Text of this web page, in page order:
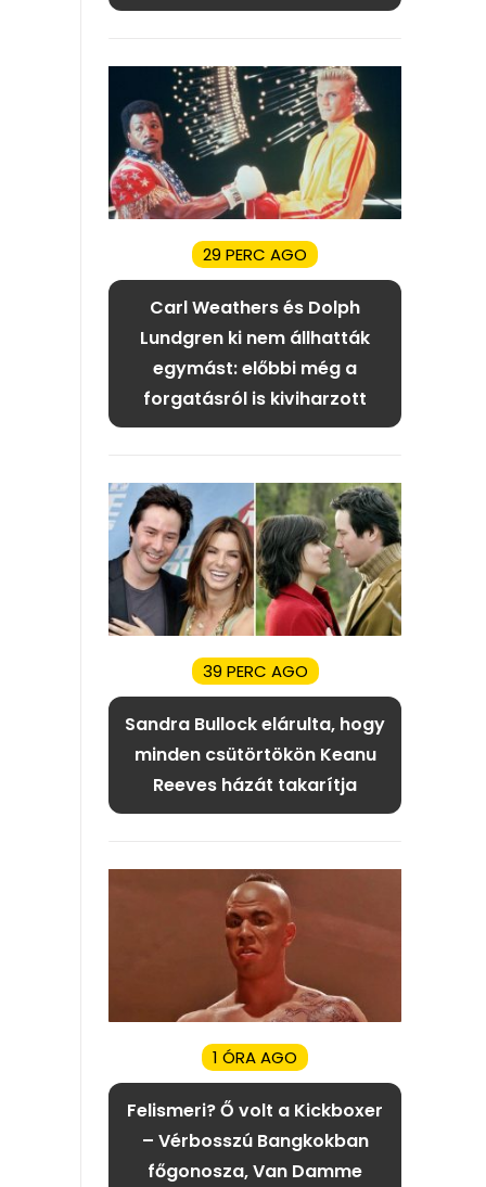
29 PERC AGO
Carl Weathers és Dolph
Lundgren ki nem állhatták
egymást: előbbi még a
forgatásról is kiviharzott
39 PERC AGO
Sandra Bullock elárulta, hogy
minden csütörtökön Keanu
Reeves házát takarítja
1 ÓRA AGO
Felismeri? Ő volt a Kickboxer
– Vérbosszú Bangkokban
főgonosza, Van Damme